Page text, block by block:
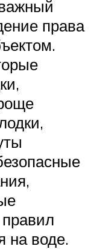
права
на воде.